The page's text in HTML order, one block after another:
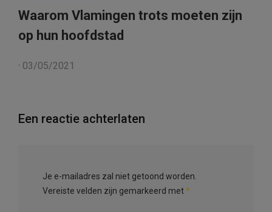
Waarom Vlamingen trots moeten zijn
op hun hoofdstad
· 03/05/2021
Een reactie achterlaten
Je e-mailadres zal niet getoond worden.
Vereiste velden zijn gemarkeerd met*